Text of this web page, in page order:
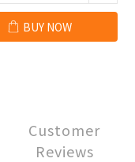
BUY NOW
Customer
Reviews